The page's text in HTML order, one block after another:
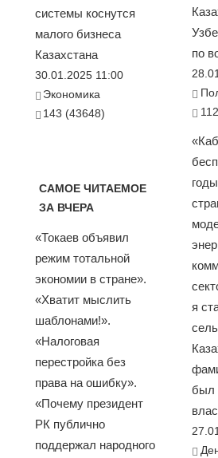
системы коснутся
малого бизнеса
Казахстана
30.01.2025 11:00
Экономика
143 (43648)
САМОЕ ЧИТАЕМОЕ
ЗА ВЧЕРА
«Токаев объявил
режим тотальной
экономии в стране».
«Хватит мыслить
шаблонами!».
«Налоговая
перестройка без
права на ошибку».
«Почему президент
РК публично
поддержал народного
по
я
был